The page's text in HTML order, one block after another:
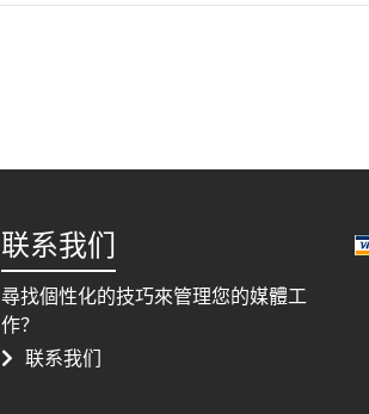
联系我们
尋找個性化的技巧來管理您的媒體工
作？
联系我们